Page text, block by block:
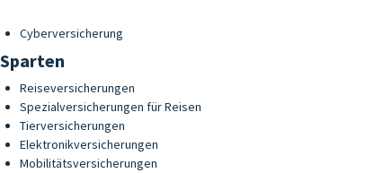
Cyberversicherung
Sparten
Reiseversicherungen
Spezialversicherungen für Reisen
Tierversicherungen
Elektronikversicherungen
Mobilitätsversicherungen